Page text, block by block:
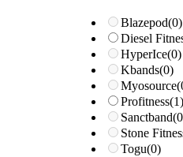
Blazepod(0)
Diesel
HyperIce(0)
Kbands(0)
Myosource
Profitness(1)
Sanctband
Stone
Togu(0)